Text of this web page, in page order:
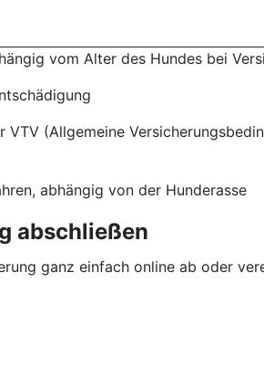
vom Alter des Hundes bei
VTV (Allgemeine
abhängig von der Hunderasse
abschließen
ganz einfach online ab oder